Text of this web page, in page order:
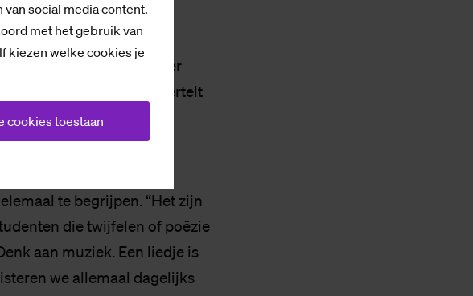
social media content.
met het gebruik van
kiezen welke cookies je
cookies toestaan
wel. “Steeds meer
maar gegroeid,” vertelt
je nodig hebt, is iets te
te begrijpen. “Het zijn
die twijfelen of poëzie
aan muziek. Een liedje is
we allemaal dagelijks